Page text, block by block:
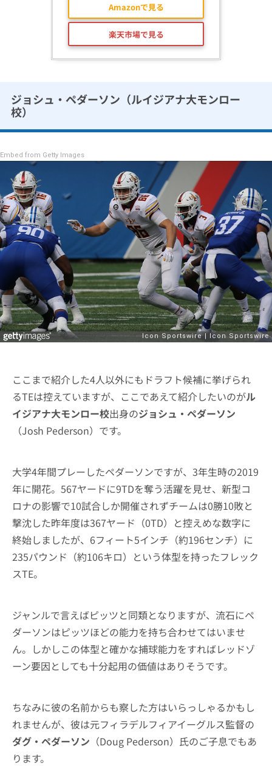
Amazonで見る
楽天市場で見る
ジョシュ・ペダーソン（ルイジアナ大モンロー
校）
Embed from Getty Images
ここまで紹介した4人以外にもドラフト候補に挙げられ
るTEは控えていますが、ここであえて紹介したいのがル
イジアナ大モンロー校出身のジョシュ・ペダーソン
（Josh Pederson）です。
大学4年間プレーしたペダーソンですが、3年生時の2019
年に開花。567ヤードに9TDを奪う活躍を見せ、新型コ
ロナの影響で10試合しか開催されずチームは0勝10敗と
撃沈した昨年度は367ヤード（0TD）と控えめな数字に
終始しましたが、6フィート5インチ（約196センチ）に
235パウンド（約106キロ）という体型を持ったフレック
スTE。
ジャンルで言えばピッツと同類となりますが、流石にペ
ダーソンはピッツほどの能力を持ち合わせてはいませ
ん。しかしこの体型と確かな捕球能力をすればレッドゾ
ーン要因としても十分起用の価値はありそうです。
ちなみに彼の名前からも察した方はいらっしゃるかもし
れませんが、彼は元フィラデルフィアイーグルス監督の
ダグ・ペダーソン （Doug Pederson）氏のご子息でもあ
ります。